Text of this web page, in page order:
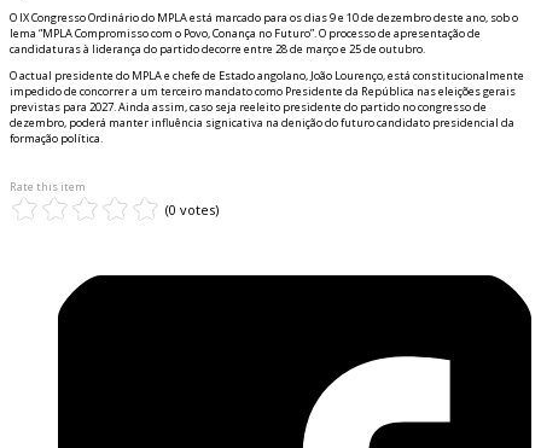
O IX Congresso Ordinário do MPLA está marcado para os dias 9 e 10 de dezembro deste ano, sob o
lema “MPLA Compromisso com o Povo, Confiança no Futuro”. O processo de apresentação de
candidaturas à liderança do partido decorre entre 28 de março e 25 de outubro.
O actual presidente do MPLA e chefe de Estado angolano, João Lourenço, está constitucionalmente
impedido de concorrer a um terceiro mandato como Presidente da República nas eleições gerais
previstas para 2027. Ainda assim, caso seja reeleito presidente do partido no congresso de
dezembro, poderá manter influência significativa na definição do futuro candidato presidencial da
formação política.
Rate this item
(0 votes)